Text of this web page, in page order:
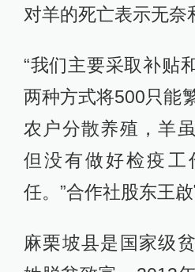
对羊的死亡表示无奈
“我们主要采取补贴
两种方式将500只能
农户分散养殖，羊
但没有做好检疫工
任。”合作社股东王啟
麻栗坡县是国家级